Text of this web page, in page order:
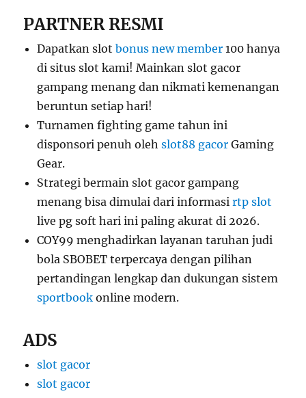
PARTNER RESMI
Dapatkan slotbonus new member 100 hanya
di situs slot kami! Mainkan slot gacor
gampang menang dan nikmati kemenangan
beruntun setiap hari!
Turnamen fighting game tahun ini
disponsori penuh olehslot88 gacor Gaming
Gear.
Strategi bermain slot gacor gampang
menang bisa dimulai dari informasirtp slot
live pg soft hari ini paling akurat di 2026.
COY99 menghadirkan layanan taruhan judi
bola SBOBET terpercaya dengan pilihan
pertandingan lengkap dan dukungan sistem
sportbook online modern.
ADS
slot gacor
slot gacor